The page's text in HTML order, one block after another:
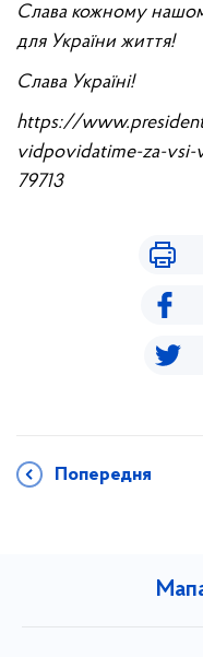
Слава кожному
для України життя!
Слава Україні!
https://
vidpovidatime-za-vsi-
79713
Попередня